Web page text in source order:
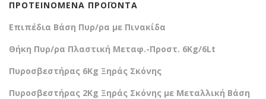
ΠΡΟΤΕΙΝΟΜΕΝΑ ΠΡΟΪΟΝΤΑ
Επιπέδια Βάση Πυρ/ρα με Πινακίδα
Θήκη Πυρ/ρα Πλαστική Μεταφ.-Προστ. 6Kg/6Lt
Πυροσβεστήρας 6Kg Ξηράς Σκόνης
Πυροσβεστήρας 2Kg Ξηράς Σκόνης με Μεταλλική Βάση